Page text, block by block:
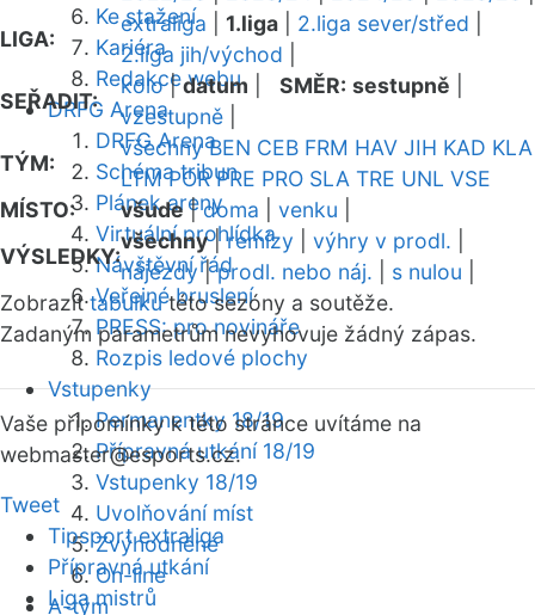
Ke stažení
Kariéra
Redakce webu
DRFG Arena
DRFG Arena
Schéma tribun
Plánek areny
Virtuální prohlídka
Návštěvní řád
Veřejné bruslení
PRESS: pro novináře
Rozpis ledové plochy
Vstupenky
Permanentky 18/19
Přípravná utkání 18/19
Vstupenky 18/19
Uvolňování míst
Zvýhodněné
On-line
A-tým
LIGA:
extraliga 1.liga 2.liga sever/střed
2.liga jih/východ
SEŘADIT:
kolo|datum SMĚR: sestupně
vzestupně
TÝM:
všechny BEN CEB FRM HAV JIH KAD KLA
LTM POR PRE PRO SLA TRE UNL VSE
MÍSTO:
všude|doma venku
VÝSLEDKY:
všechny|remízy výhry v prodl.
nájezdy|prodl. nebo náj. s nulou
Zobrazittabulkutéto sezóny a soutěže.
Zadaným parametrům nevyhovuje žádný zápas.
Vaše připomínky k této stránce uvítáme na
webmaster@esports.cz.
Tweet
Tipsport extraliga
Přípravná utkání
Liga mistrů